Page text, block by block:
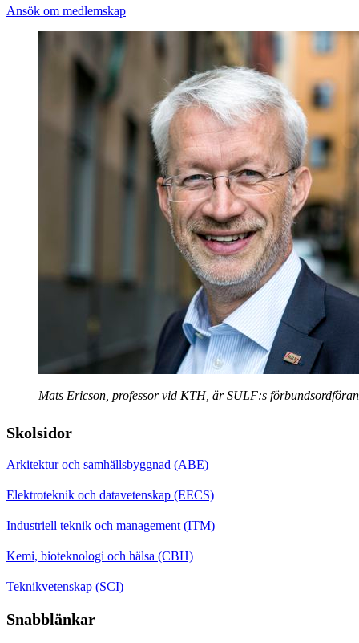
Ansök om medlemskap
Mats Ericson, professor vid KTH, är SULF:s
Skolsidor
Arkitektur och samhällsbyggnad (ABE)
Elektroteknik och datavetenskap (EECS)
Industriell teknik och management (ITM)
Kemi, bioteknologi och hälsa (CBH)
Teknikvetenskap (SCI)
Snabblänkar